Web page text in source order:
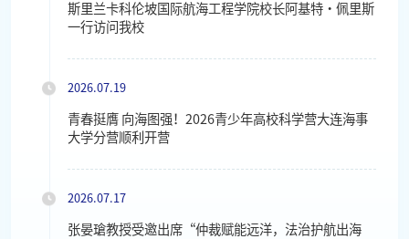
斯里兰卡科伦坡国际航海工程学院校长阿基特・佩里斯
一行访问我校
2026.07.19
青春挺膺 向海图强！2026青少年高校科学营大连海事
大学分营顺利开营
2026.07.17
张晏瑲教授受邀出席“仲裁赋能远洋，法治护航出海